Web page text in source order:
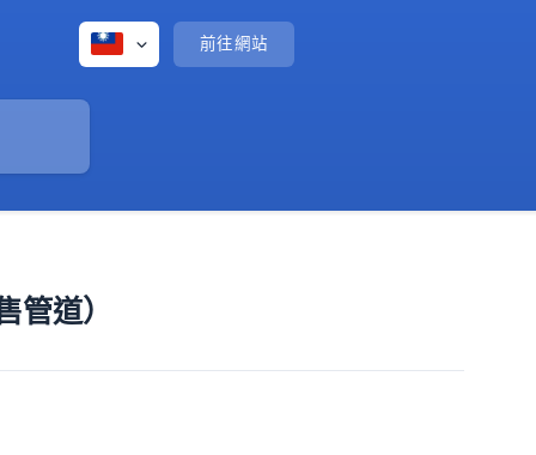
前往網站
管道）